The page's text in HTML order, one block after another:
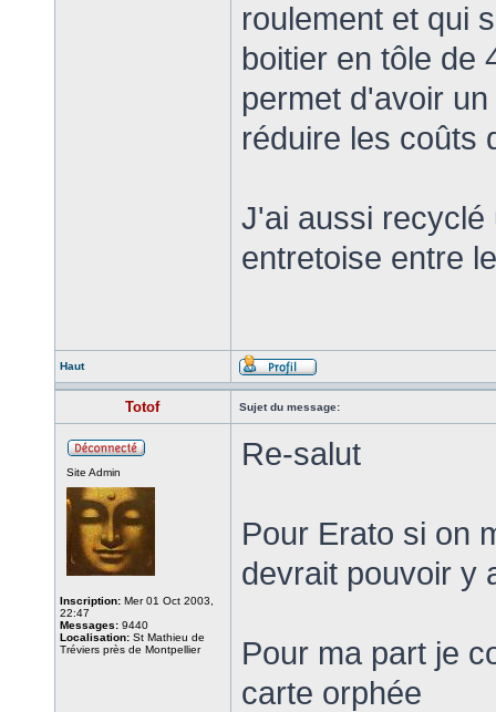
roulement et qui
boitier en tôle de
permet d'avoir
réduire les coûts
J'ai aussi recyclé
entretoise entre
Haut
Totof Sujet du message:
Site Admin
Inscription: Mer 01 Oct 2003,
22:47
Messages: 9440
Localisation: St Mathieu de
Tréviers près de Montpellier
Re-salut
Pour Erato si on
devrait pouvoir y
Pour ma part je
carte orphée